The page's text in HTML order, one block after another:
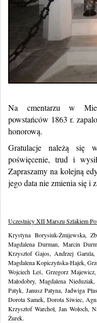
Na cmentarzu w
powstańców 1863 r.
honorową.
Gratulacje należą się
poświęcenie, trud i
Zapraszamy na kolejną
jego data nie zmienia się i
Uczestnicy XII Marszu Szlakiem
Krystyna Borysiuk-Żmijewska,
Magdalena Durman, Marcin
Krzysztof Gajos, Andrzej
Magdalena Kopiczyńska-Hajek,
Wojciech Leś, Grzegorz
Małodobry, Magdalena
Patyk, Janusz Patyna, Jadwiga
Dorota Samek, Dorota Siwiec,
Krzysztof Warchoł, Jan Wołoch,
Żurek.